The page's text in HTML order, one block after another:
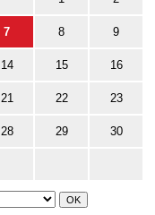
7 8 9
14 15 16
21 22 23
28 29 30